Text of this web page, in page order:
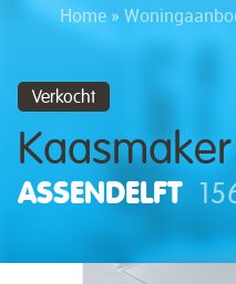
Home »
Verkocht
ASSENDELFT